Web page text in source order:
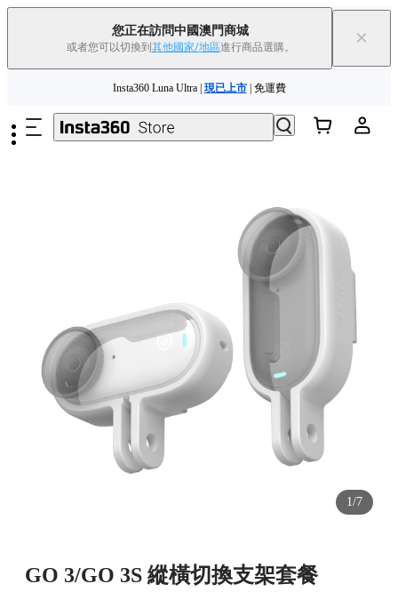
您正在訪問中國澳門商城
或者您可以切換到 其他國家/地區進行商品選購。 ×
Insta360 Luna Ultra |現已上市| 免運費
舊機換新機，享現金回饋或優惠券 |了解更多
1/7
GO 3/GO 3S 縱橫切換支架套餐